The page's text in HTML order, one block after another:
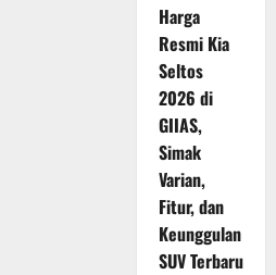
Harga
Resmi Kia
Seltos
2026 di
GIIAS,
Simak
Varian,
Fitur, dan
Keunggulan
SUV Terbaru